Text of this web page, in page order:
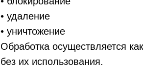
• удаление
• уничтожение
Обработка осуществляется
без их использования.